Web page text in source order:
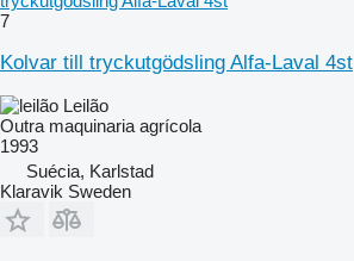
7
Kolvar till tryckutgödsling Alfa-Laval 4st
Leilão
Outra maquinaria agrícola
1993
Suécia, Karlstad
Klaravik Sweden